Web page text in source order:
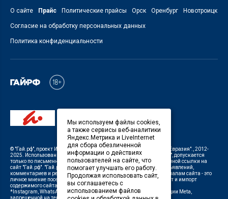
О сайте Прайс Политические прайсы Орск Оренбург Новотроицк
Согласие на обработку персональных данных
Политика конфиденциальности
© "Гай.рф" , проект ИП Савин В.В. Служба информации: ООО "ТРК "Евразия".
, 2012-
2025. Использование материалов, размещенных на сайте
"Гай.рф" , допускается
только по письменному разрешению Редакции с указанием активной ссылки на
сайт "Гай.рф" "Гай.рф"
не несет ответственности за содержание объявлений,
комментариев и рекламных материалов. Комментарии к материалам сайта - это
личное мнение посетителей сайта. Любой автоматический экспорт и импорт
содержимого сайта запрещен.
*Instagram, WhatsApp (Ватсап), Facebook (принадлежат корпорации Meta,
запрещенной на территории Российской Федерации)
Мы используем файлы cookies,
а также сервисы веб-аналитики
Яндекс.Метрика и LiveInternet
для сбора обезличенной
информации о действиях
пользователей на сайте, что
помогает улучшать его работу.
Продолжая использовать сайт,
вы соглашаетесь с
использованием файлов